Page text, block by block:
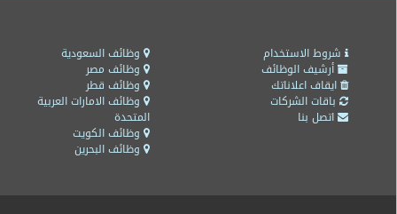
وظائف السعودية
وظائف مصر
وظائف قطر
وظائف الامارات العربية
المتحدة
وظائف الكويت
وظائف البحرين
شروط الاستخدام
أرشيف الوظائف
ايقاف اعلاناتك
باقات الشركات
اتصل بنا